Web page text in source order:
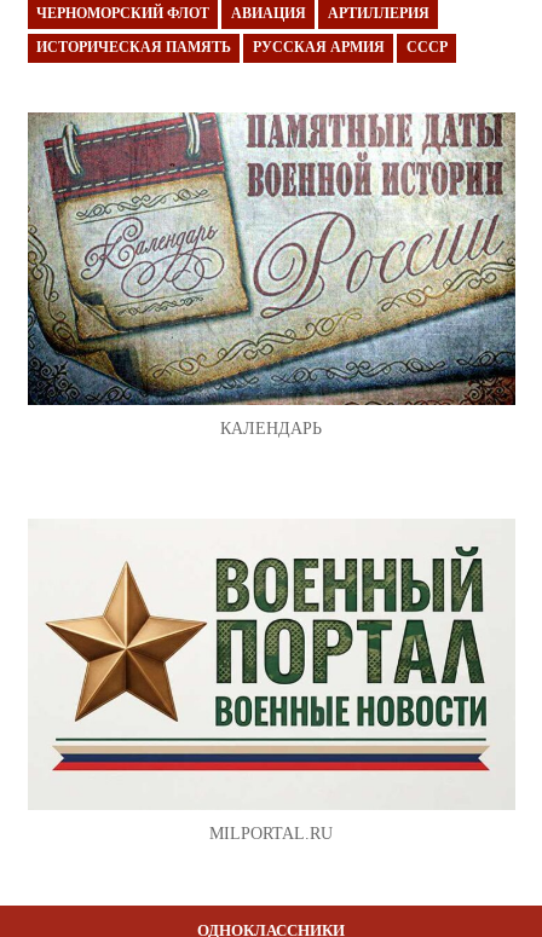
ЧЕРНОМОРСКИЙ ФЛОТ АВИАЦИЯ АРТИЛЛЕРИЯ
ИСТОРИЧЕСКАЯ ПАМЯТЬ РУССКАЯ АРМИЯ СССР
КАЛЕНДАРЬ
MILPORTAL.RU
ОДНОКЛАССНИКИ